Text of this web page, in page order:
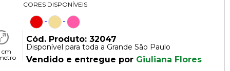
CORES DISPONÍVEIS
cm
Cód. Produto: 32047
Disponível para toda a Grande São Paulo
Vendido e entregue por Giuliana Flores